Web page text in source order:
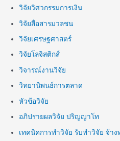
วิจัยวิศวกรรมการเงิน
วิจัยสื่อสารมวลชน
วิจัยเศรษฐศาสตร์
วิจัยโลจิสติกส์
วิจารณ์งานวิจัย
วิทยานิพนธ์การตลาด
หัวข้อวิจัย
อภิปรายผลวิจัย ปริญญาโท
เทคนิคการทำวิจัย รับทำวิจัย จ้า